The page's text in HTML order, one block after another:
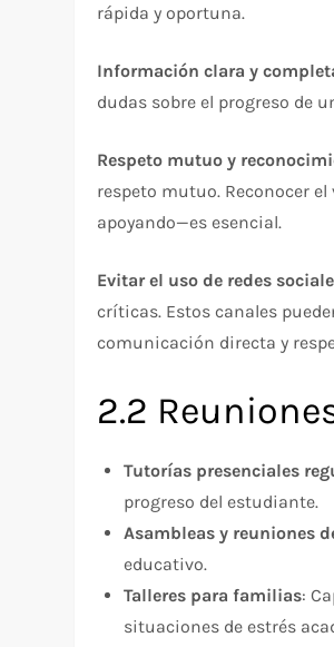
rápida y oportuna.​
Información clara y
dudas sobre el progreso de
Respeto mutuo y
respeto mutuo. Reconocer
apoyando—es esencial.​
Evitar el uso de redes
críticas. Estos canales
comunicación directa y
2.2
Tutorías presenciales
progreso del estudiante.
Asambleas y reuniones
educativo.
Talleres para familias:
situaciones de estrés